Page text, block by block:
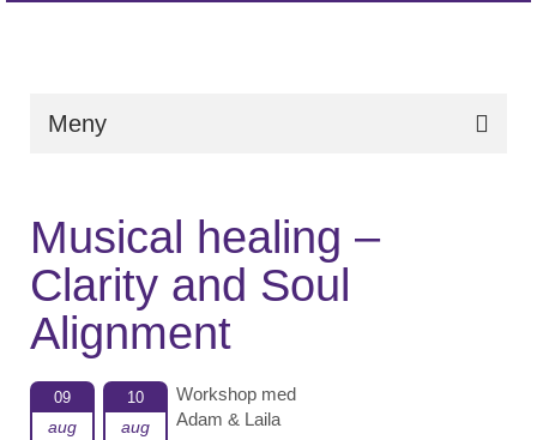
Meny
Musical healing –
Clarity and Soul
Alignment
09
aug
10
aug
Workshop med
Adam & Laila